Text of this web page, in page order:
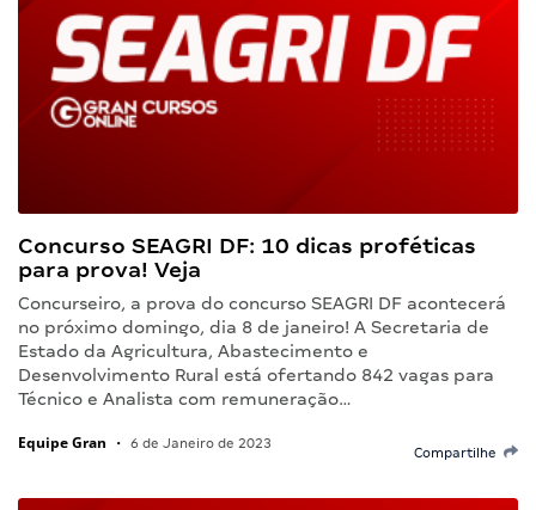
Concurso SEAGRI DF: 10 dicas proféticas
para prova! Veja
Concurseiro, a prova do concurso SEAGRI DF acontecerá
no próximo domingo, dia 8 de janeiro! A Secretaria de
Estado da Agricultura, Abastecimento e
Desenvolvimento Rural está ofertando 842 vagas para
Técnico e Analista com remuneração…
Equipe Gran • 6 de Janeiro de 2023
Compartilhe